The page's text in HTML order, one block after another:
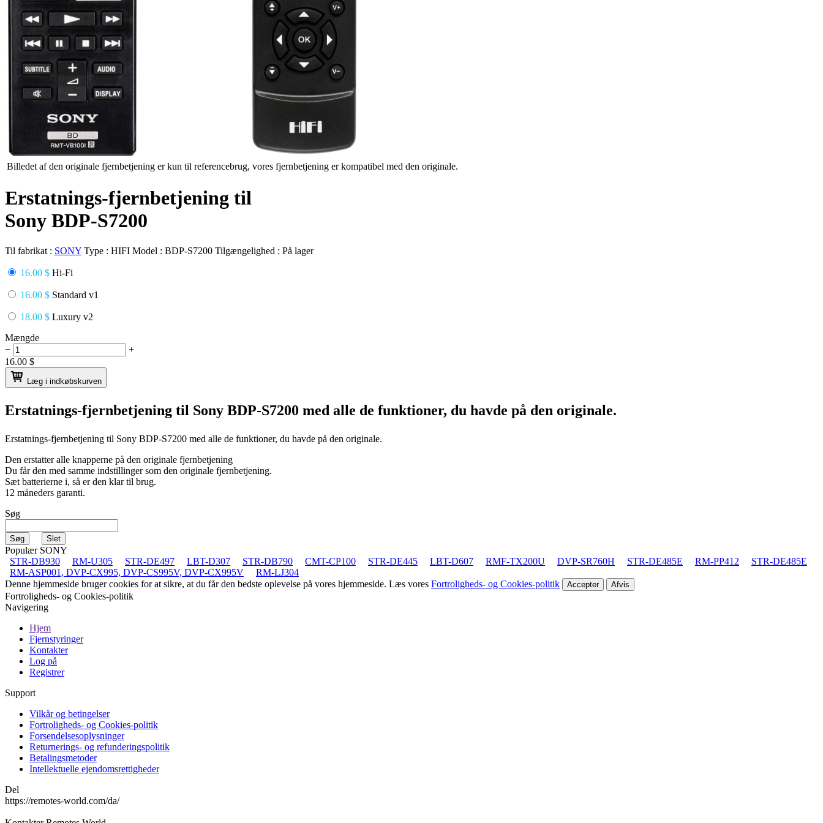
Billedet af den originale fjernbetjening er kun til referencebrug, vores fjernbetjening er kompatibel med den originale.
Erstatnings-fjernbetjening til
Sony BDP-S7200
Til fabrikat : SONY Type : HIFI Model : BDP-S7200 Tilgængelighed : På lager
16.00 $ Hi-Fi
16.00 $ Standard v1
18.00 $ Luxury v2
Mængde
−
+
16.00 $
Læg i indkøbskurven
Erstatnings-fjernbetjening til Sony BDP-S7200 med alle de funktioner, du havde på den originale.
Erstatnings-fjernbetjening til Sony BDP-S7200 med alle de funktioner, du havde på den originale.
Den erstatter alle knapperne på den originale fjernbetjening
Du får den med samme indstillinger som den originale fjernbetjening.
Sæt batterierne i, så er den klar til brug.
12 måneders garanti.
Søg
Populær SONY
STR-DB930
RM-U305 STR-DE497 LBT-D307 STR-DB790 CMT-CP100 STR-DE445 LBT-D607 RMF-TX200U DVP-SR760H STR-DE485E RM-PP412
STR-DE485E
RM-ASP001, DVP-CX995, DVP-CS995V, DVP-CX995V
RM-LJ304
Denne hjemmeside bruger cookies for at sikre, at du får den bedste oplevelse på vores hjemmeside. Læs vores Fortroligheds- og Cookies-politik Accepter Afvis
Fortroligheds- og Cookies-politik
Navigering
Hjem
Fjernstyringer
Kontakter
Log på
Registrer
Support
Vilkår og betingelser
Fortroligheds- og Cookies-politik
Forsendelsesoplysninger
Returnerings- og refunderingspolitik
Betalingsmetoder
Intellektuelle ejendomsrettigheder
Del
https://remotes-world.com/da/